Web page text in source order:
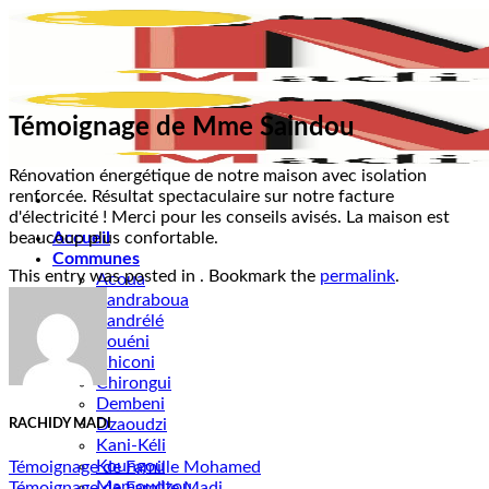
Passer
Accueil
Communes
Acoua
Bandraboua
Bandrélé
Bouéni
Chiconi
Chirongui
Dembeni
Dzaoudzi
Kani-Kéli
Koungou
Témoignage de Mme Saindou
Rénovation énergétique de notre maison avec isolation
renforcée. Résultat spectaculaire sur notre facture
d'électricité ! Merci pour les conseils avisés. La maison est
beaucoup plus confortable.
This entry was posted in . Bookmark the permalink.
RACHIDY MADI
Témoignage de Famille Mohamed